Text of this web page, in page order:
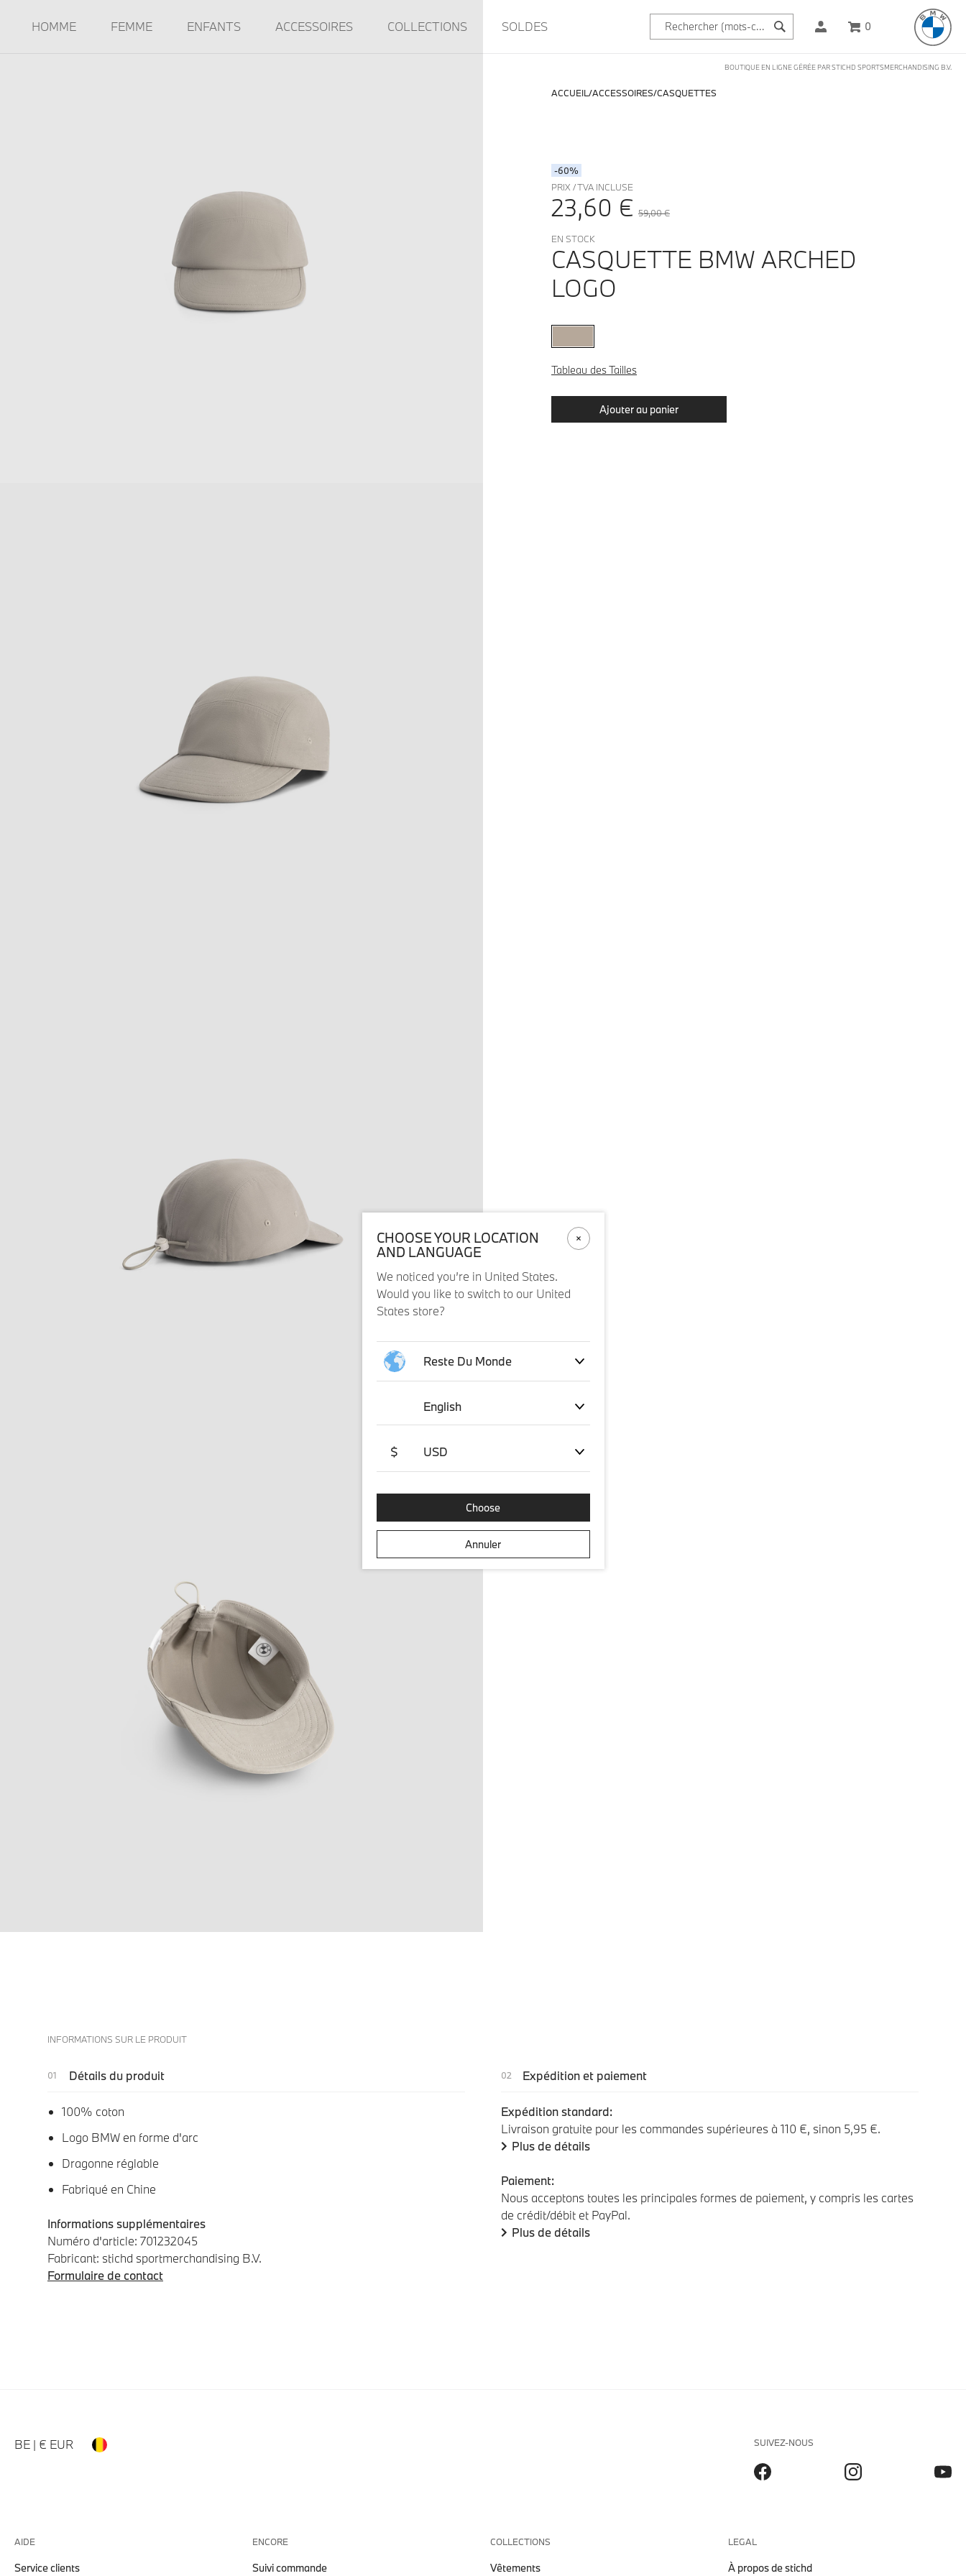
HOMME FEMME ENFANTS ACCESSOIRES COLLECTIONS SOLDES 0
BOUTIQUE EN LIGNE GÉRÉE PAR STICHD SPORTSMERCHANDISING B.V.
ACCUEIL ACCESSOIRES CASQUETTES
-60%
PRIX / TVA INCLUSE
59,00 €
23,60 €
EN STOCK
CASQUETTE BMW ARCHED
LOGO
Tableau des Tailles
Ajouter au panier
INFORMATIONS SUR LE PRODUIT
Détails du produit
100% coton
Logo BMW en forme d'arc
Dragonne réglable
Fabriqué en Chine
Informations supplémentaires
Numéro d'article: 701232045
Fabricant: stichd sportmerchandising B.V.
Formulaire de contact
Expédition et paiement
Expédition standard:
Livraison gratuite pour les commandes supérieures à 110 €, sinon 5,95 €.
Plus de détails
Paiement:
Nous acceptons toutes les principales formes de paiement, y compris les cartes
de crédit/débit et PayPal.
Plus de détails
BE | € EUR
CHOOSE YOUR LOCATION
AND LANGUAGE
We noticed you’re in United States.
Would you like to switch to our United
States store?
Reste Du Monde
English
$ USD
Choose
Annuler
SUIVEZ-NOUS
AIDE
Service clients
ENCORE
Suivi commande
COLLECTIONS
Vêtements
LEGAL
À propos de stichd